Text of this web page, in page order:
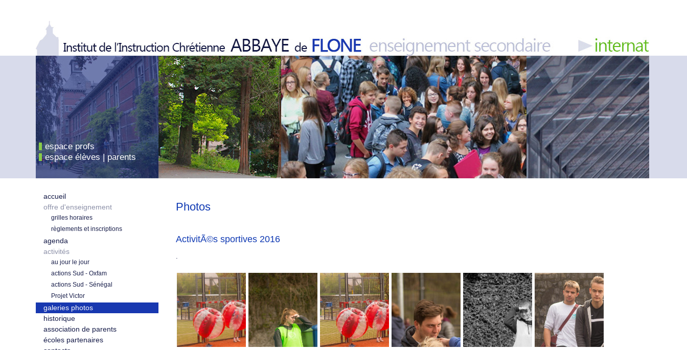
espace profs
espace élèves | parents
accueil
offre d'enseignement
grilles horaires
règlements et inscriptions
agenda
activités
au jour le jour
actions Sud - Oxfam
actions Sud - Sénégal
Projet Victor
galeries photos
historique
association de parents
écoles partenaires
Photos
ActivitÃ©s sportives 2016